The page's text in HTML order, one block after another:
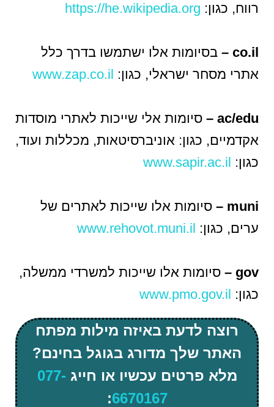
רווח, כגון: https://he.wikipedia.org
co.il –
בסיומות אלו ישתמשו בדרך כלל
אתרי מסחר ישראלי, כגון: www.zap.co.il
ac/edu –
סיומות אלי שייכות לאתרי מוסדות
אקדמיים, כגון: אוניברסיטאות, מכללות ועוד,
כגון: www.sapir.ac.il
muni –
סיומות אלו שייכות לאתרים של
ערים, כגון: www.rehovot.muni.il
gov –
סיומות אלו שייכות למשרדי ממשלה,
כגון: www.pmo.gov.il
רוצה לדעת באיזה מילות מפתח
האתר שלך מדורג בגוגל בחינם?
מלא פרטים עכשיו או חייג 077-
6670167
: